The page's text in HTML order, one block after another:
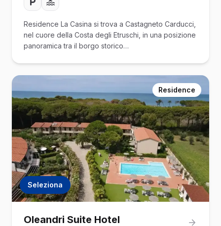
Residence La Casina si trova a Castagneto Carducci,
nel cuore della Costa degli Etruschi, in una posizione
panoramica tra il borgo storico…
Residence
Seleziona
Oleandri Suite Hotel